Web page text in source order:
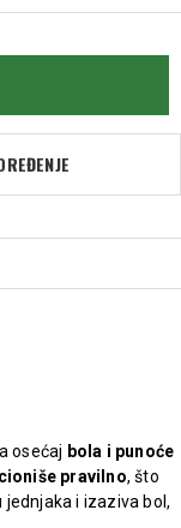
osećaj bola i punoće
pravilno, što
jednjaka i izaziva bol,